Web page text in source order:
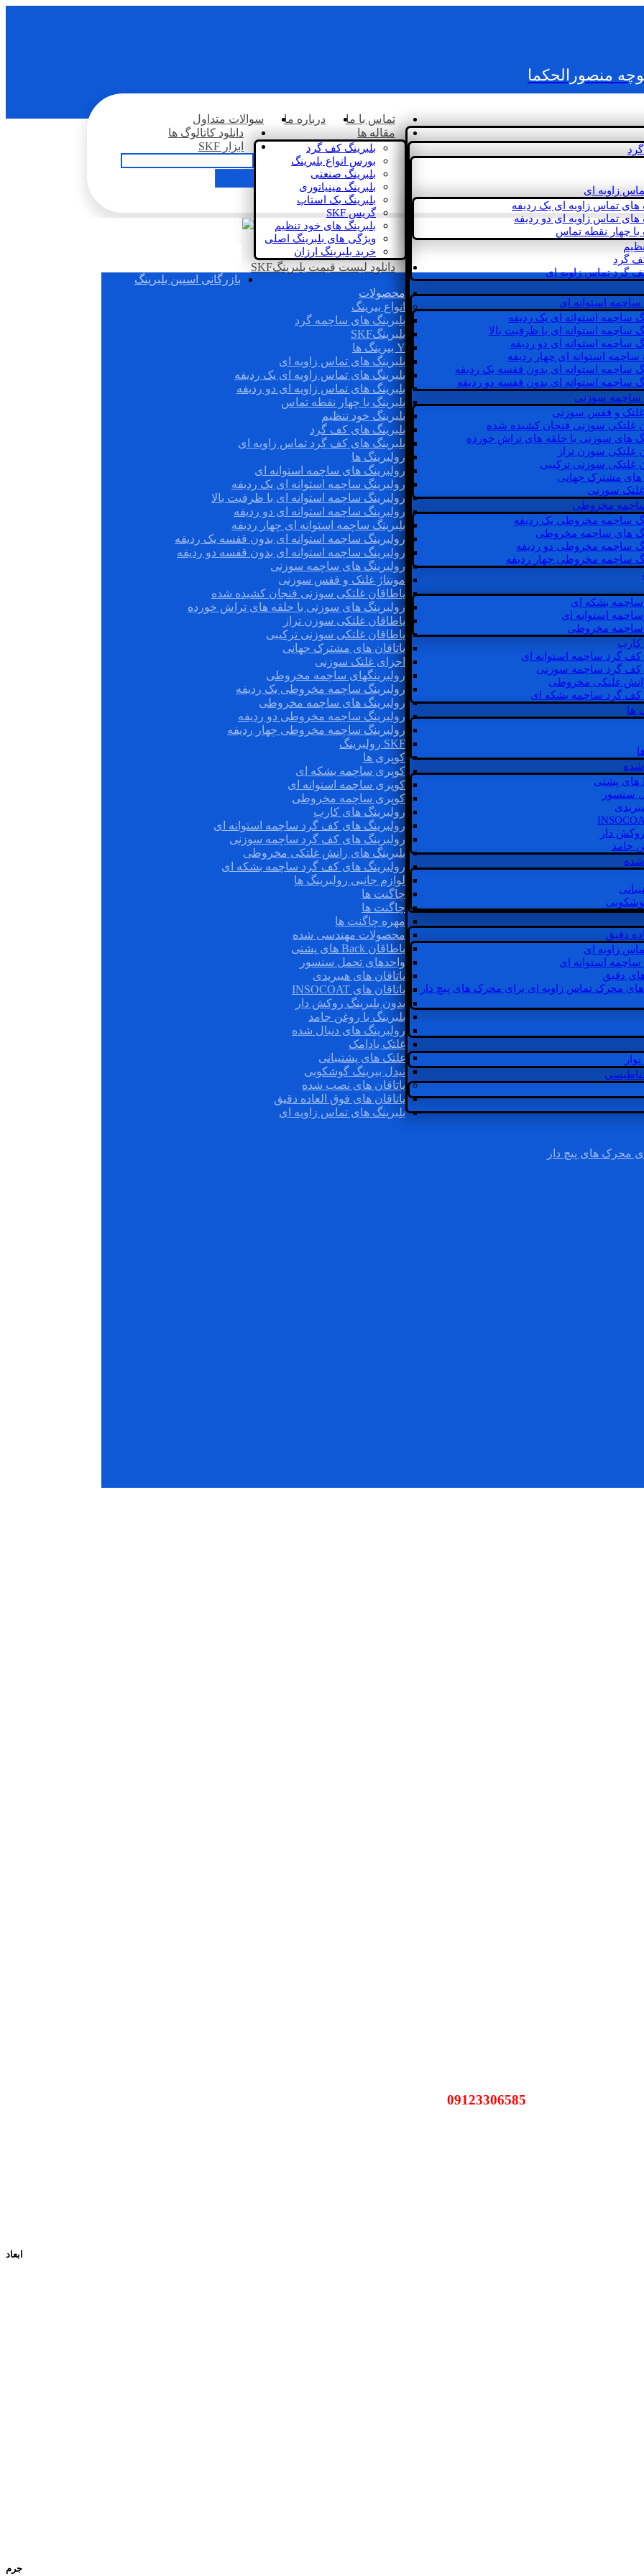
منصورالحکما
زاویه ای
های تماس زاویه ای یک ردیفه
های تماس زاویه ای دو ردیفه
با چهار نقطه تماس
گرد
گرد تماس زاویه ای
ساچمه استوانه ای
ساچمه استوانه ای یک ردیفه
ساچمه استوانه ای با ظرفیت بالا
ساچمه استوانه ای دو ردیفه
ساچمه استوانه ای چهار ردیفه
ساچمه استوانه ای بدون قفسه یک ردیفه
ساچمه استوانه ای بدون قفسه دو ردیفه
ساچمه سوزنی
غلتک و قفس سوزنی
غلتکی سوزنی فنجان کشیده شده
های سوزنی با حلقه های تراش خورده
غلتکی سوزن تراز
غلتکی سوزنی ترکیبی
های مشترک جهانی
غلتک سوزنی
ساچمه مخروطی
ساچمه مخروطی یک ردیفه
های ساچمه مخروطی
ساچمه مخروطی دو ردیفه
ساچمه مخروطی چهار ردیفه
بشکه ای
استوانه ای
ساچمه مخروطی
کارب
کف گرد ساچمه استوانه ای
کف گرد ساچمه سوزنی
رانش غلتکی مخروطی
کف گرد ساچمه بشکه ای
ها
سنسور
دار
جامد
شده
دقیق
زاویه ای
ساچمه استوانه ای
دقیق
محرک تماس زاویه ای برای محرک های پیچ دار
تماس با ما درباره ما
سوالات متداول
مقاله ها
بلبرینگ کف گرد
بورس انواع بلبرینگ
بلبرینگ صنعتی
بلبرینگ مینیاتوری
بلبرینگ بک استاپ
گریس SKF
بلبرینگ های خود تنظیم
ویژگی های بلبرینگ اصلی
خرید بلبرینگ ارزان
دانلود کاتالوگ ها
ابزار SKF
دانلود لیست قیمت بلبرینگSKF
بازرگانی اسپین بلبرینگ
محصولات
انواع بیرینگ
بلبرینگ های ساچمه گرد
بلبرینگSKF
Y بیرینگ ها
بلبرینگ های تماس زاویه ای
بلبرینگ های تماس زاویه ای یک ردیفه
بلبرینگ های تماس زاویه ای دو ردیفه
بلبرینگ با چهار نقطه تماس
بلبرینگ خود تنظیم
بلبرینگ های کف گرد
بلبرینگ های کف گرد تماس زاویه ای
رولبرینگ ها
رولبرینگ های ساچمه استوانه ای
رولبرینگ ساچمه استوانه ای یک ردیفه
رولبرینگ ساچمه استوانه ای با ظرفیت بالا
رولبرینگ ساچمه استوانه ای دو ردیفه
بلبرینگ ساچمه استوانه ای چهار ردیفه
رولبرینگ ساچمه استوانه ای بدون قفسه یک ردیفه
رولبرینگ ساچمه استوانه ای بدون قفسه دو ردیفه
رولبرینگ های ساچمه سوزنی
مونتاژ غلتک و قفس سوزنی
یاطاقان غلتکی سوزنی فنجان کشیده شده
رولبرینگ های سوزنی با حلقه های تراش خورده
یاطاقان غلتکی سوزن تراز
یاطاقان غلتکی سوزنی ترکیبی
یاتاقان های مشترک جهانی
اجزای غلتک سوزنی
رولبرینگهای ساچمه مخروطی
رولبرینگ ساچمه مخروطی یک ردیفه
رولبرینگ های ساچمه مخروطی
رولبرینگ ساچمه مخروطی دو ردیفه
رولبرینگ ساچمه مخروطی چهار ردیفه
SKF رولبرینگ
کوپری ها
کوپری ساچمه بشکه ای
کوپری ساچمه استوانه ای
کوپری ساچمه مخروطی
رولبرینگ های کارب
رولبرینگ های کف گرد ساچمه استوانه ای
رولبرینگ های کف گرد ساچمه سوزنی
بلبرینگ های رانش غلتکی مخروطی
رولبرینگ های کف گرد ساچمه بشکه ای
لوازم جانبی رولبرینگ ها
چاگنت ها
چاگنت ها
مهره چاگنت ها
محصولات مهندسی شده
یاطاقان Back های پشتی
واحدهای تحمل سنسور
یاتاقان های هیبریدی
یاتاقان های INSOCOAT
بدون بلبرینگ روکش دار
بلبرینگ با روغن جامد
رولبرینگ های دنبال شده
غلتک بادامک
غلتک های پشتیبانی
نیدل بیرینگ گوشکوبی
یاتاقان های نصب شده
یاتاقان های فوق العاده دقیق
بلبرینگ های تماس زاویه ای
محرک های پیچ دار
ابعاد
جرم